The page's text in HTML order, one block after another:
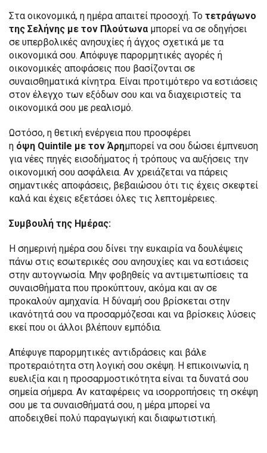
Στα οικονομικά, η ημέρα απαιτεί προσοχή. Το τετράγωνο
της Σελήνης με τον Πλούτωναμπορεί να σε οδηγήσει
σε υπερβολικές ανησυχίες ή άγχος σχετικά με τα
οικονομικά σου. Απόφυγε παρορμητικές αγορές ή
οικονομικές αποφάσεις που βασίζονται σε
συναισθηματικά κίνητρα. Είναι προτιμότερο να εστιάσεις
στον έλεγχο των εξόδων σου και να διαχειριστείς τα
οικονομικά σου με ρεαλισμό.
Ωστόσο, η θετική ενέργεια που προσφέρει
η όψη Quintile με τον Άρημπορεί να σου δώσει έμπνευση
για νέες πηγές εισοδήματος ή τρόπους να αυξήσεις την
οικονομική σου ασφάλεια. Αν χρειάζεται να πάρεις
σημαντικές αποφάσεις, βεβαιώσου ότι τις έχεις σκεφτεί
καλά και έχεις εξετάσει όλες τις λεπτομέρειες.
Συμβουλή της Ημέρας:
Η σημερινή ημέρα σου δίνει την ευκαιρία να δουλέψεις
πάνω στις εσωτερικές σου ανησυχίες και να εστιάσεις
στην αυτογνωσία. Μην φοβηθείς να αντιμετωπίσεις τα
συναισθήματα που προκύπτουν, ακόμα και αν σε
προκαλούν αμηχανία. Η δύναμή σου βρίσκεται στην
ικανότητά σου να προσαρμόζεσαι και να βρίσκεις λύσεις
εκεί που οι άλλοι βλέπουν εμπόδια.
Απέφυγε παρορμητικές αντιδράσεις και βάλε
προτεραιότητα στη λογική σου σκέψη. Η επικοινωνία, η
ευελιξία και η προσαρμοστικότητα είναι τα δυνατά σου
σημεία σήμερα. Αν καταφέρεις να ισορροπήσεις τη σκέψη
σου με τα συναισθήματά σου, η μέρα μπορεί να
αποδειχθεί πολύ παραγωγική και διαφωτιστική.